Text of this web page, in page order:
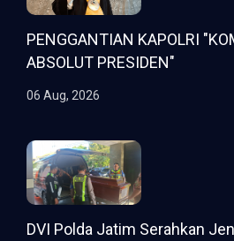
PENGGANTIAN KAPOLRI "KOMPETENSI
ABSOLUT PRESIDEN"
06 Aug, 2026
DVI Polda Jatim Serahkan